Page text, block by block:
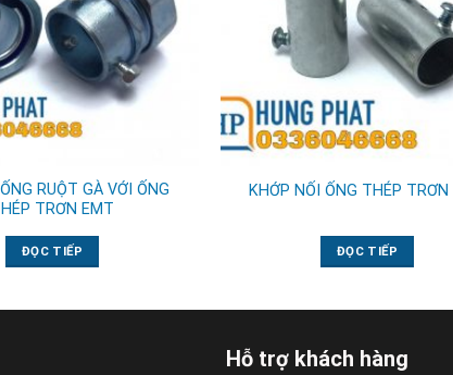
RUỘT GÀ VỚI ỐNG
TRƠN EMT
ĐỌC TIẾP
KHỚP NỐI ỐNG THÉP
ĐỌC TIẾP
Hỗ trợ khách hàng